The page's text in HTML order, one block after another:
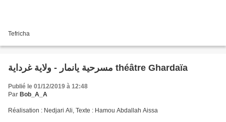
Tefricha
مسرحية يانمار - ولاية غرداية théâtre Ghardaïa
Publié le 01/12/2019 à 12:48
Par Bob_A_A
Réalisation : Nedjari Ali, Texte : Hamou Abdallah Aissa